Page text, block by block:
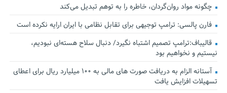
چگونه مواد روان‌گردان، خاطره را به توهم تبدیل می‌کند
فارن پالسی: ترامپ توجیهی برای تقابل نظامی با ایران ارایه نکرده است
قالیباف:ترامپ تصمیم اشتباه نگیرد/ دنبال سلاح هسته‌ای نبودیم،
نیستیم و نخواهیم بود
آستانه الزام به دریافت صورت های مالی به ۱۰۰ میلیارد ریال برای اعطای
تسهیلات افزایش یافت